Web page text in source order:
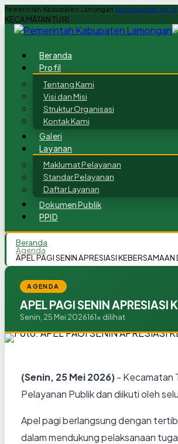
Pemerintah Kabupaten Lamongan lamongankab.go.id
KECAMATAN TURI
Beranda
Profil
Tentang Kami
Visi dan Misi
Struktur Organisasi
Kontak Kami
Galeri
Layanan
Maklumat Pelayanan
Standar Pelayanan
Daftar Layanan
Dokumen Publik
PPID
Beranda
Agenda
APEL PAGI SENIN APRESIASI
AGENDA
APEL PAGI SENIN
Senin, 25 Mei 2026161x dilihat
(Senin, 25 Mei 2026)- Kecamatan
Pelayanan Publik dan diikuti oleh
Apel pagi berlangsung dengan
dalam mendukung pelaksanaan